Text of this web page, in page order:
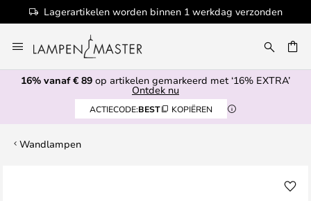
Lagerartikelen worden binnen 1 werkdag verzonden
naar
de
inhoud
16% vanaf € 89 op artikelen gemarkeerd met ‘16% EXTRA’
Ontdek nu
ACTIECODE:BEST KOPIËREN
Wandlampen